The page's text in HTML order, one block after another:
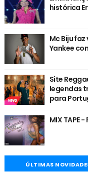
histórica
Mc Biju
Yankee
Site
legendas
para
MIX TAPE
ÚLTIMAS